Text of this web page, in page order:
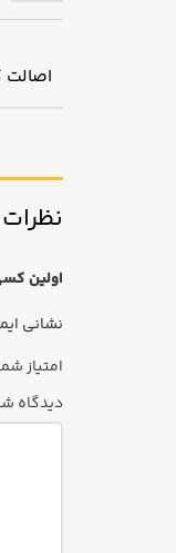
اصالت
نظرات
اولین
نشانی
امتیاز
دیدگاه